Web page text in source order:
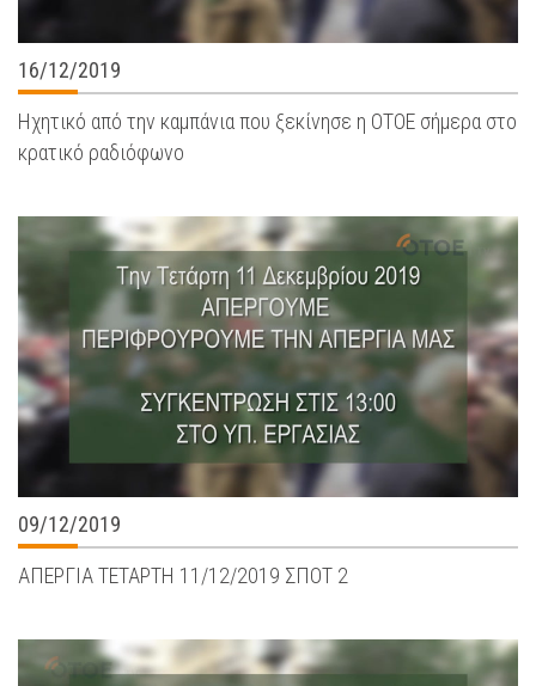
16/12/2019
Ηχητικό από την καμπάνια που ξεκίνησε η ΟΤΟΕ σήμερα στο
κρατικό ραδιόφωνο
09/12/2019
ΑΠΕΡΓΙΑ ΤΕΤΑΡΤΗ 11/12/2019 ΣΠΟΤ 2